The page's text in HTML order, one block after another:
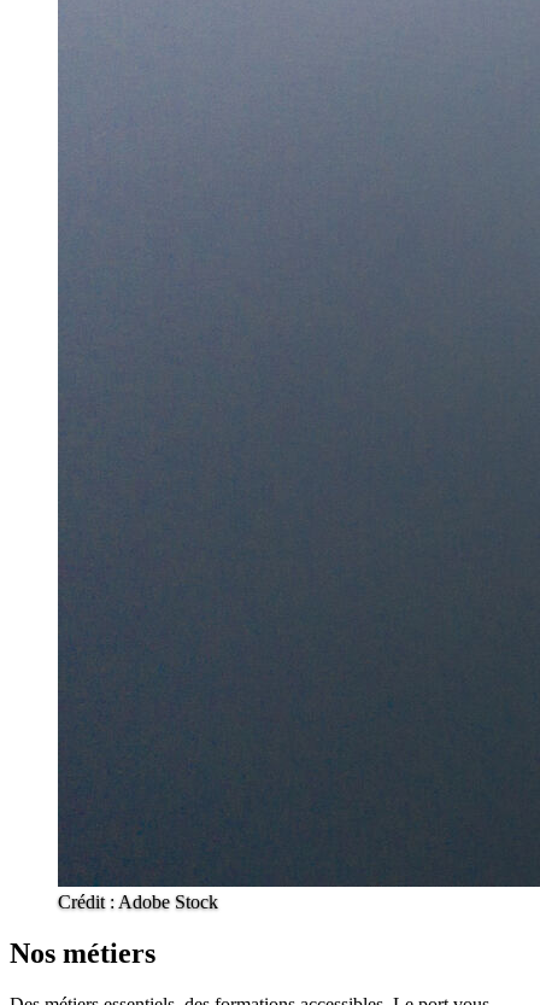
Crédit : Adobe Stock
Nos métiers